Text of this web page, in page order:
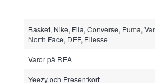
Basket, Nike, Fila, Converse, Puma,
North Face, DEF, Ellesse
Varor på REA
Yeezy och Presentkort